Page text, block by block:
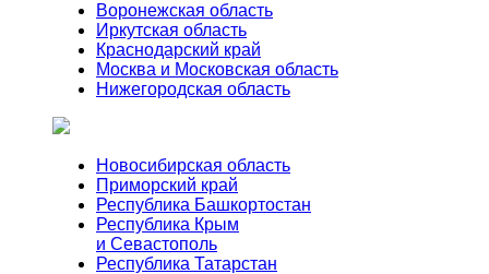
Воронежская область
Иркутская область
Краснодарский край
Москва и Московская область
Нижегородская область
Новосибирская область
Приморский край
Республика Башкортостан
Республика Крым
и Севастополь
Республика Татарстан